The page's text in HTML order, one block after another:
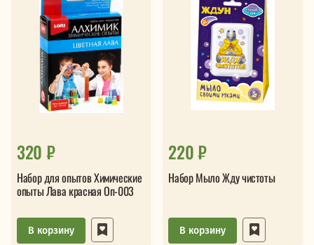
320 ₽
Набор для опытов Химические
опыты Лава красная Оп-003
В корзину
220 ₽
Набор Мыло Жду чистоты
В корзину